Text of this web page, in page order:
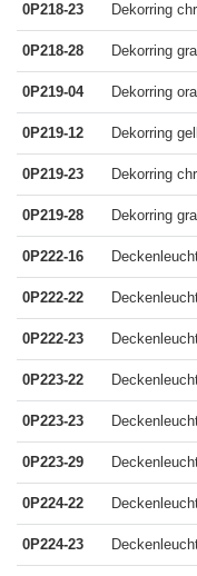
0P218-23 Dekorring
0P218-28 Dekorring
0P219-04 Dekorring
0P219-12 Dekorring
0P219-23 Dekorring
0P219-28 Dekorring
0P222-16
0P222-22
0P222-23
0P223-22
0P223-23
0P223-29
0P224-22
0P224-23